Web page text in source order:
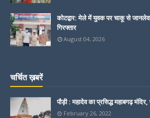
कोटद्वार: मेले में युवक पर चाकू से
गिरफ्तार
August 04, 2026
चर्चित ख़बरें
पौड़ी : महादेव का प्रसिद्ध महाबगढ़
February 26, 2022